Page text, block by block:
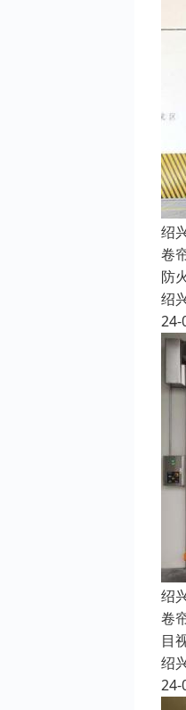
绍
卷
防
绍
24-
绍
卷
目
绍
24-